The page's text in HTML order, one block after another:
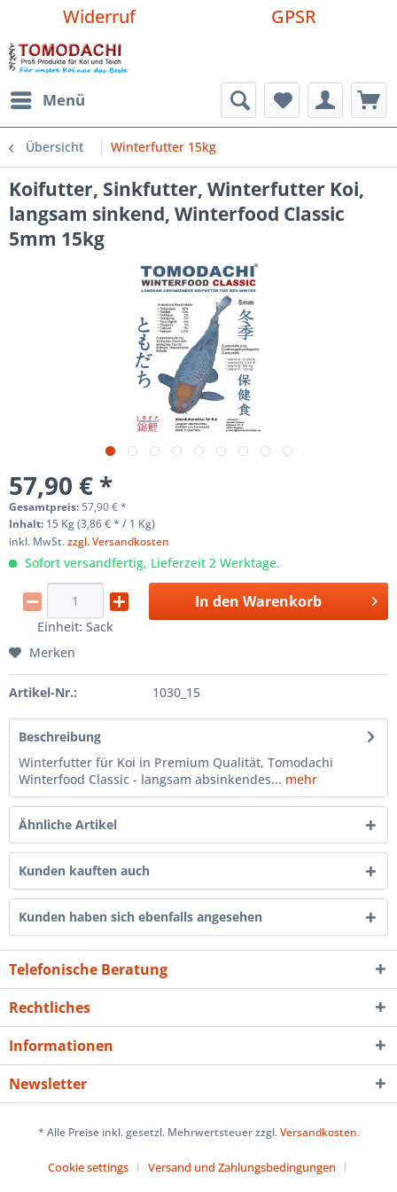
Widerruf GPSR
Menü
Übersicht Winterfutter 15kg
Koifutter, Sinkfutter, Winterfutter Koi,
langsam sinkend, Winterfood Classic
5mm 15kg
57,90 € *
Gesamtpreis: 57,90€*
Inhalt: 15 Kg (3,86 € * / 1 Kg)
inkl. MwSt.zzgl. Versandkosten
Sofort versandfertig, Lieferzeit 2 Werktage.
Einheit: Sack
In den Warenkorb
Merken
Artikel-Nr.: 1030_15
Beschreibung
Winterfutter für Koi in Premium Qualität, Tomodachi
Winterfood Classic - langsam absinkendes... mehr
Ähnliche Artikel
Kunden kauften auch
Kunden haben sich ebenfalls angesehen
Telefonische Beratung
Rechtliches
Informationen
Newsletter
* Alle Preise inkl. gesetzl. Mehrwertsteuer zzgl.Versandkosten.
Cookie settings
Versand und Zahlungsbedingungen